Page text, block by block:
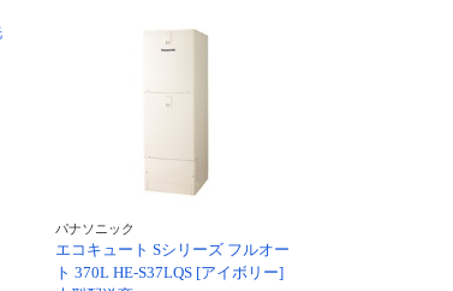
パナソニック
エコキュート Sシリーズ フルオー
ト 370L HE-S37LQS [アイボリー]